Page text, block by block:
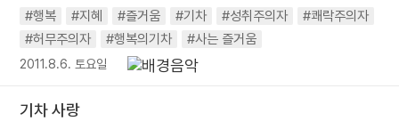
#행복 #지혜 #즐거움 #기차 #성취주의자
#쾌락주의자
#허무주의자
#행복의기차 #사는 즐거움
2011.8.6. 토요일
기차 사랑